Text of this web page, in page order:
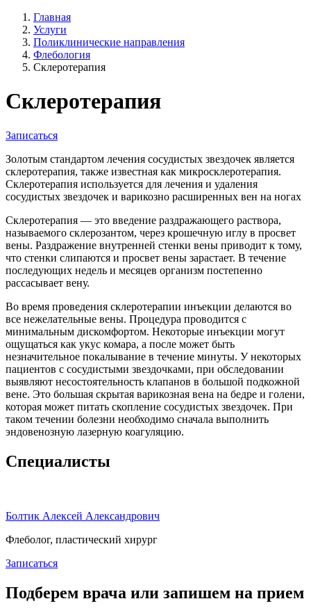
Главная
Услуги
Поликлинические направления
Флебология
Склеротерапия
Склеротерапия
Записаться
Золотым стандартом лечения сосудистых звездочек является
склеротерапия, также известная как микросклеротерапия.
Склеротерапия используется для лечения и удаления
сосудистых звездочек и варикозно расширенных вен на ногах
Склеротерапия — это введение раздражающего раствора,
называемого склерозантом, через крошечную иглу в просвет
вены. Раздражение внутренней стенки вены приводит к тому,
что стенки слипаются и просвет вены зарастает. В течение
последующих недель и месяцев организм постепенно
рассасывает вену.
Во время проведения склеротерапии инъекции делаются во
все нежелательные вены. Процедура проводится с
минимальным дискомфортом. Некоторые инъекции могут
ощущаться как укус комара, а после может быть
незначительное покалывание в течение минуты. У некоторых
пациентов с сосудистыми звездочками, при обследовании
выявляют несостоятельность клапанов в большой подкожной
вене. Это большая скрытая варикозная вена на бедре и голени,
которая может питать скопление сосудистых звездочек. При
таком течении болезни необходимо сначала выполнить
эндовенозную лазерную коагуляцию.
Специалисты
Болтик Алексей Александрович
Флеболог, пластический хирург
Записаться
Подберем врача или запишем на прием